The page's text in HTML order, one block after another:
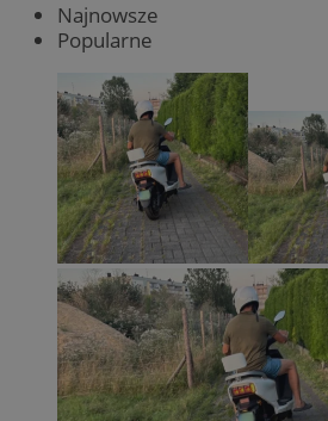
Najnowsze
Popularne